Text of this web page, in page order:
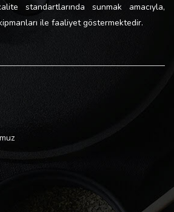
standartlarında sunmak amacıyla,
ile faaliyet göstermektedir.